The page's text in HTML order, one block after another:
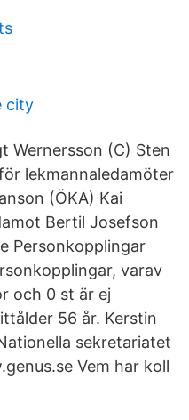
city
Wernersson (C) Sten
lekmannaledamöter
(ÖKA) Kai
Bertil Josefson
Personkopplingar
varav
och 0 st är ej
56 år. Kerstin
sekretariatet
Vem har koll